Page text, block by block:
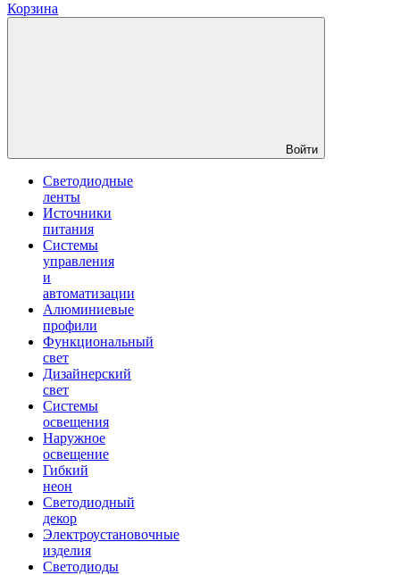
Корзина
Войти
Светодиодные
ленты
Источники
питания
Системы
управления
и
автоматизации
Алюминиевые
профили
Функциональный
свет
Дизайнерский
свет
Системы
освещения
Наружное
освещение
Гибкий
неон
Светодиодный
декор
Электроустановочные
изделия
Светодиоды